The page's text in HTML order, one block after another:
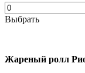
Выбрать
Жареный ролл